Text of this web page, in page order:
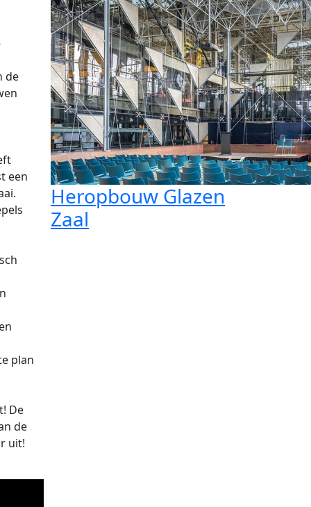
de
een
plan
De
de
uit!
Heropbouw Glazen
Zaal